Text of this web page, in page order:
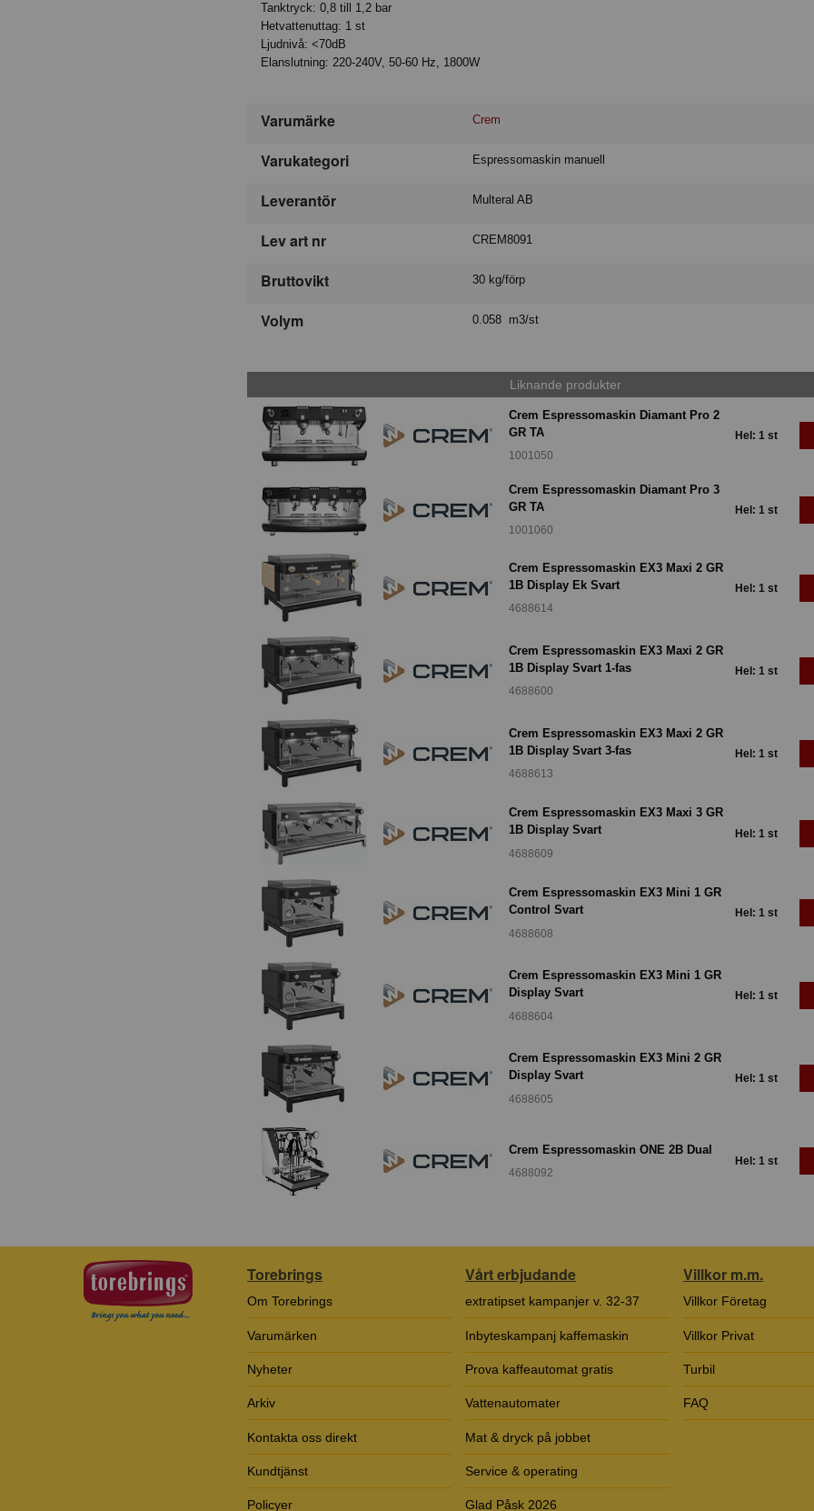
Tanktryck: 0,8 till 1,2 bar
Hetvattenuttag: 1 st
Ljudnivå: <70dB
Elanslutning: 220-240V, 50-60 Hz, 1800W
Varumärke Crem
Varukategori Espressomaskin manuell
Leverantör Multeral AB
Lev art nr CREM8091
Bruttovikt 30 kg/förp
Volym 0.058 m3/st
Liknande produkter
Crem Espressomaskin Diamant Pro 2
GR TA
1001050
Hel: 1 st
Crem Espressomaskin Diamant Pro 3
GR TA
1001060
Hel: 1 st
Crem Espressomaskin EX3 Maxi 2 GR
1B Display Ek Svart
4688614
Hel: 1 st
Crem Espressomaskin EX3 Maxi 2 GR
1B Display Svart 1-fas
4688600
Hel: 1 st
Crem Espressomaskin EX3 Maxi 2 GR
1B Display Svart 3-fas
4688613
Hel: 1 st
Crem Espressomaskin EX3 Maxi 3 GR
1B Display Svart
4688609
Hel: 1 st
Crem Espressomaskin EX3 Mini 1 GR
Control Svart
4688608
Hel: 1 st
Crem Espressomaskin EX3 Mini 1 GR
Display Svart
4688604
Hel: 1 st
Crem Espressomaskin EX3 Mini 2 GR
Display Svart
4688605
Hel: 1 st
Crem Espressomaskin ONE 2B Dual
4688092
Hel: 1 st
Torebrings
Om Torebrings
Varumärken
Nyheter
Arkiv
Kontakta oss direkt
Kundtjänst
Policyer
Vårt erbjudande
extratipset kampanjer v. 32-37
Inbyteskampanj kaffemaskin
Prova kaffeautomat gratis
Vattenautomater
Mat & dryck på jobbet
Service & operating
Glad Påsk 2026
Villkor m.m.
Villkor Företag
Villkor Privat
Turbil
FAQ